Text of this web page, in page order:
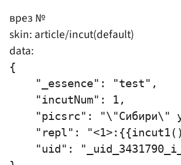
врез №
skin: article/incut(default)
data:
{
    "_essence": "test",
    "incutNum": 1,
"picsrc": "\"Сибири\"
"repl":
"uid":